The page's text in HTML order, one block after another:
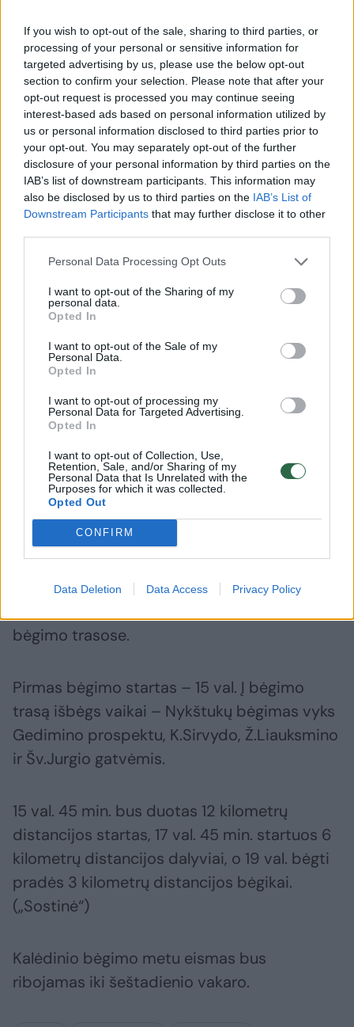
If you wish to opt-out of the sale, sharing to third parties, or
processing of your personal or sensitive information for
targeted advertising by us, please use the below opt-out
section to confirm your selection. Please note that after your
opt-out request is processed you may continue seeing
interest-based ads based on personal information utilized by
us or personal information disclosed to third parties prior to
your opt-out. You may separately opt-out of the further
disclosure of your personal information by third parties on the
IAB’s list of downstream participants. This information may
also be disclosed by us to third parties on the IAB’s List of
Downstream Participants that may further disclose it to other
Personal Data Processing Opt Outs
I want to opt-out of the Sharing of my
personal data.
Opted In
I want to opt-out of the Sale of my
Personal Data.
Opted In
I want to opt-out of processing my
Personal Data for Targeted Advertising.
Opted In
I want to opt-out of Collection, Use,
Retention, Sale, and/or Sharing of my
Personal Data that Is Unrelated with the
Purposes for which it was collected.
Opted Out
CONFIRM
Data Deletion Data Access Privacy Policy
G. Palucko Vyriausybė žada
surinkti daugiau pinigų
keliams, intensyviau
renovuoti tiltus bei viadukus
(1)
Stovus
nėra:
ieškoti
Gruodžio 6 ir 7 d. bus draudžiamas
transporto priemonių stovėjimas Šv.Jurgio
gatvėje. Gruodžio 7 d. nuo 6 val. ryto
prasidės paruošiamieji darbai V.Kudirkos
kabinami reklaminiai tentai. Šie darbai bus
atliekami neribojant ir nekeičiant automobilių
judėjimo.
Viso renginio metu nuo 13 iki 20 val.
transporto priemonių eismas, įskaitant ir
bėgimo trasose.
Pirmas bėgimo startas – 15 val. Į bėgimo
trasą išbėgs vaikai – Nykštukų bėgimas vyks
Gedimino prospektu, K.Sirvydo, Ž.Liauksmino
ir Šv.Jurgio gatvėmis.
15 val. 45 min. bus duotas 12 kilometrų
distancijos startas, 17 val. 45 min. startuos 6
kilometrų distancijos dalyviai, o 19 val. bėgti
pradės 3 kilometrų distancijos bėgikai.
(„Sostinė“)
Kalėdinio bėgimo metu eismas bus
ribojamas iki šeštadienio vakaro.